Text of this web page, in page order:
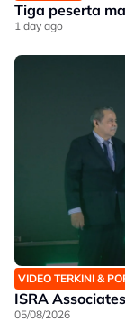
Tiga peserta
1 day ago
VIDEO TERKINI &
ISRA
05/08/2026